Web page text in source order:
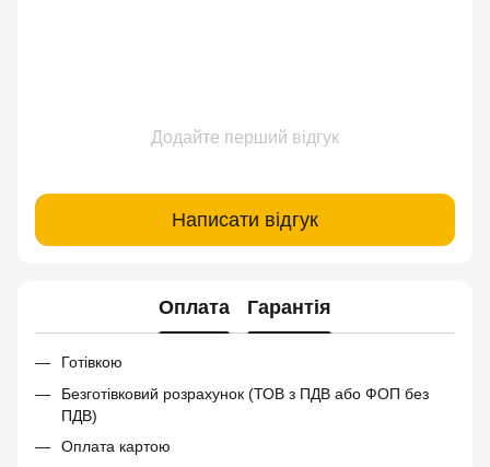
Додайте перший відгук
Написати відгук
Оплата Гарантія
Готівкою
Безготівковий розрахунок (ТОВ з ПДВ або ФОП без
ПДВ)
Оплата картою